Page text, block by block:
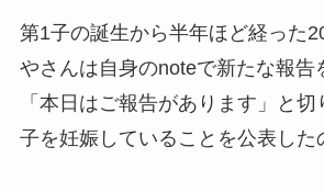
第1子の誕生から半年ほど経った
やさんは自身のnoteで新たな報告
「本日はご報告があります」と
子を妊娠していることを公表した